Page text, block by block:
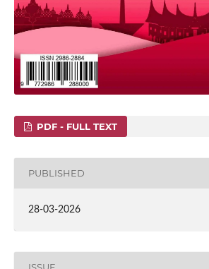
PDF - FULL TEXT
PUBLISHED
28-03-2026